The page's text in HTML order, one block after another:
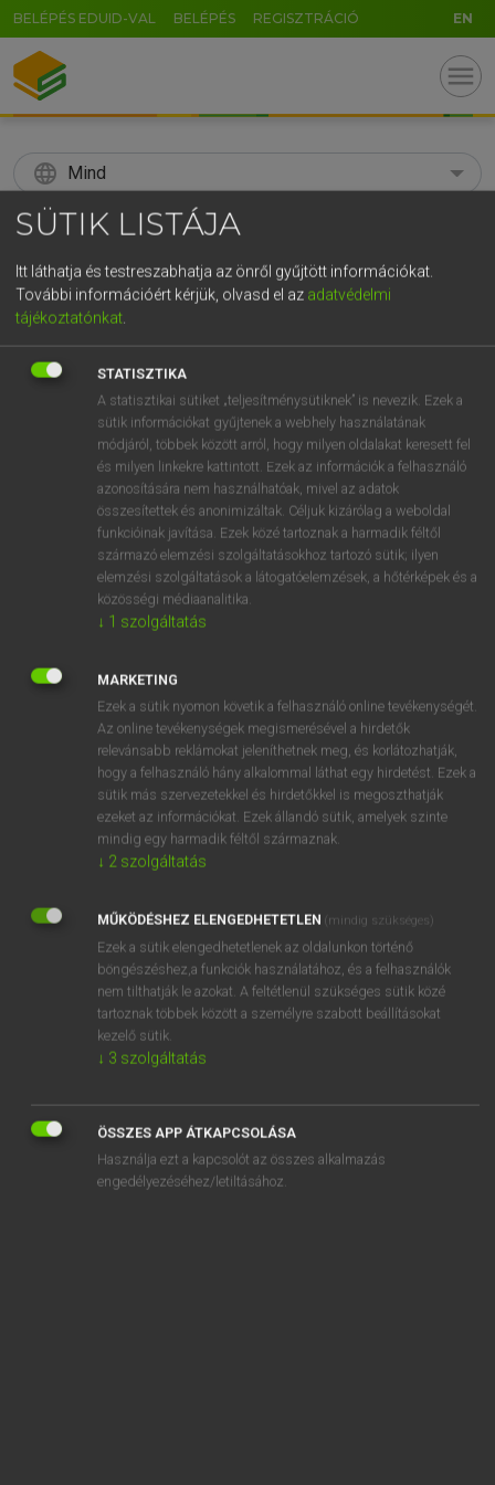
BELÉPÉS EDUID-VAL BELÉPÉS REGISZTRÁCIÓ EN
menu
language Mind
search
KERESÉS
Díjmentes angol szótár
mn/fn berni
keresése szótárainkban
DÍJMENTES ANGOL SZÓTÁR
Bernadette
bernáthegyi
SZOTAR.NET APPLIKÁCIÓ
ONLINE NYELVVIZSGA
SÜTIK LISTÁJA
Itt láthatja és testreszabhatja az önről gyűjtött információkat.
További információért kérjük, olvasd el az adatvédelmi
tájékoztatónkat
STATISZTIKA
A statisztikai sütiket „teljesítménysütiknek” is nevezik. Ezek a
sütik információkat gyűjtenek a webhely használatának
módjáról, többek között arról, hogy milyen oldalakat keresett fel
és milyen linkekre kattintott. Ezek az információk a felhasználó
azonosítására nem használhatóak, mivel az adatok
összesítettek és anonimizáltak. Céljuk kizárólag a weboldal
funkcióinak javítása. Ezek közé tartoznak a harmadik féltől
származó elemzési szolgáltatásokhoz tartozó sütik; ilyen
elemzési szolgáltatások a látogatóelemzések, a hőtérképek és a
közösségi médiaanalitika.
↓ 1 szolgáltatás
MARKETING
Ezek a sütik nyomon követik a felhasználó online tevékenységét.
Az online tevékenységek megismerésével a hirdetők
relevánsabb reklámokat jeleníthetnek meg, és korlátozhatják,
hogy a felhasználó hány alkalommal láthat egy hirdetést. Ezek a
sütik más szervezetekkel és hirdetőkkel is megoszthatják
ezeket az információkat. Ezek állandó sütik, amelyek szinte
mindig egy harmadik féltől származnak.
↓ 2 szolgáltatás
MŰKÖDÉSHEZ ELENGEDHETETLEN (mindig szükséges)
Ezek a sütik elengedhetetlenek az oldalunkon történő
böngészéshez,a funkciók használatához, és a felhasználók
nem tilthatják le azokat. A feltétlenül szükséges sütik közé
tartoznak többek között a személyre szabott beállításokat
kezelő sütik.
↓ 3 szolgáltatás
ÖSSZES APP ÁTKAPCSOLÁSA
Használja ezt a kapcsolót az összes alkalmazás
engedélyezéséhez/letiltásához.
GR
5 6 7 8 9 ö ü ó
r t z u i o p ő ú
k l ű
n m , . AltGr